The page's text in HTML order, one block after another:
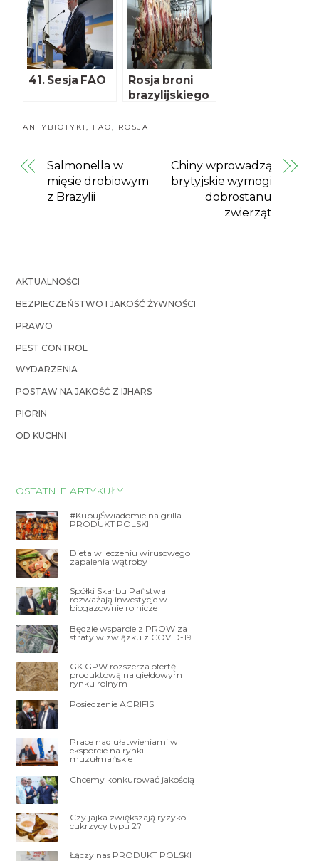
41. Sesja FAO
Rosja broni
brazylijskiego
ANTYBIOTYKI, FAO, ROSJA
Salmonella w
mięsie drobiowym
z Brazylii
Chiny wprowadzą
brytyjskie wymogi
dobrostanu
zwierząt
AKTUALNOŚCI
BEZPIECZEŃSTWO I JAKOŚĆ ŻYWNOŚCI
PRAWO
PEST CONTROL
WYDARZENIA
POSTAW NA JAKOŚĆ Z IJHARS
PIORIN
OD KUCHNI
OSTATNIE ARTYKUŁY
#KupujŚwiadomie na grilla –
PRODUKT POLSKI
Dieta w leczeniu wirusowego
zapalenia wątroby
Spółki Skarbu Państwa
rozważają inwestycje w
biogazownie rolnicze
Będzie wsparcie z PROW za
straty w związku z COVID-19
GK GPW rozszerza ofertę
produktową na giełdowym
rynku rolnym
Posiedzenie AGRIFISH
Prace nad ułatwieniami w
eksporcie na rynki
muzułmańskie
Chcemy konkurować jakością
Czy jajka zwiększają ryzyko
cukrzycy typu 2?
Łączy nas PRODUKT POLSKI